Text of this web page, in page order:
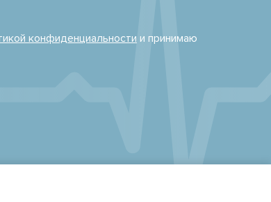
конфиденциальности и принимаю